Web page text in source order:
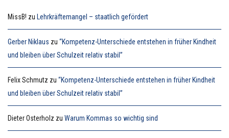
MissB! zu Lehrkräftemangel – staatlich gefördert
Gerber Niklaus zu “Kompetenz-Unterschiede entstehen in früher Kindheit
und bleiben über Schulzeit relativ stabil”
Felix Schmutz zu “Kompetenz-Unterschiede entstehen in früher Kindheit
und bleiben über Schulzeit relativ stabil”
Dieter Osterholz zu Warum Kommas so wichtig sind